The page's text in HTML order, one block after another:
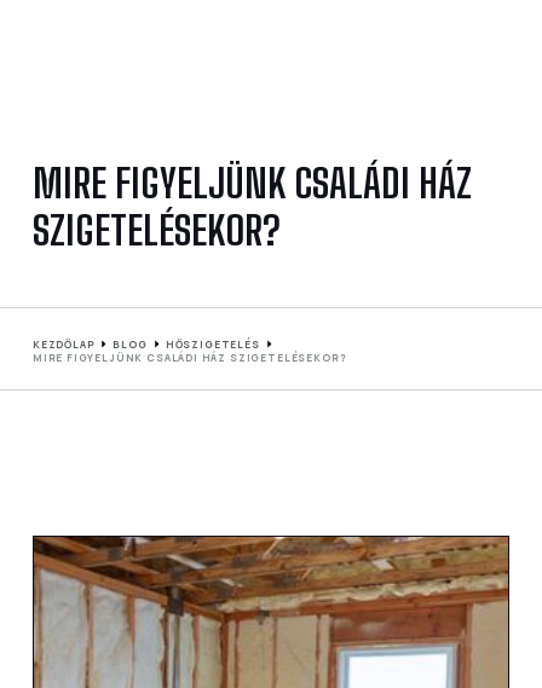
MIRE FIGYELJÜNK CSALÁDI HÁZ
SZIGETELÉSEKOR?
KEZDŐLAP BLOG
HŐSZIGETELÉS
MIRE FIGYELJÜNK CSALÁDI HÁZ SZIGETELÉSEKOR?